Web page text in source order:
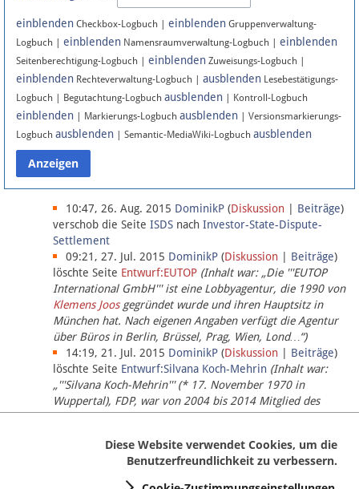
Facebook
Instagram
Anmelden
Datenschutz
Über Lobbypedia
Impressum
einblenden Checkbox-Logbuch | einblenden Gruppenverwaltung-
Logbuch | einblenden Namensraumverwaltung-Logbuch | einblenden
Seitenberechtigung-Logbuch | einblenden Zuweisungs-Logbuch |
einblenden Rechteverwaltung-Logbuch | ausblenden Lesebestätigungs-
Logbuch | Begutachtung-Logbuch ausblenden | Kontroll-Logbuch
einblenden | Markierungs-Logbuch ausblenden | Versionsmarkierungs-
Logbuch ausblenden | Semantic-MediaWiki-Logbuch ausblenden
10:47, 26. Aug. 2015 DominikP (Diskussion Beiträge)
verschob die Seite ISDS nach Investor-State-Dispute-
Settlement
09:21, 27. Jul. 2015 DominikP (Diskussion Beiträge)
löschte Seite Entwurf:EUTOP (Inhalt war: „Die '''EUTOP
International GmbH''' ist eine Lobbyagentur, die 1990 von
Klemens Joosgegründet wurde und ihren Hauptsitz in
München hat. Nach eigenen Angaben verfügt die Agentur
über Büros in Berlin, Brüssel, Prag, Wien, Lond…“)
14:19, 21. Jul. 2015 DominikP (Diskussion Beiträge)
löschte Seite Entwurf:Silvana Koch-Mehrin (Inhalt war:
„'''Silvana Koch-Mehrin''' (* 17. November 1970 in
Wuppertal), FDP, war von 2004 bis 2014 Mitglied des
Europäischen Parlaments, seit November 2014 ist sie für
Diese Website verwendet Cookies, um die
Benutzerfreundlichkeit zu verbessern.